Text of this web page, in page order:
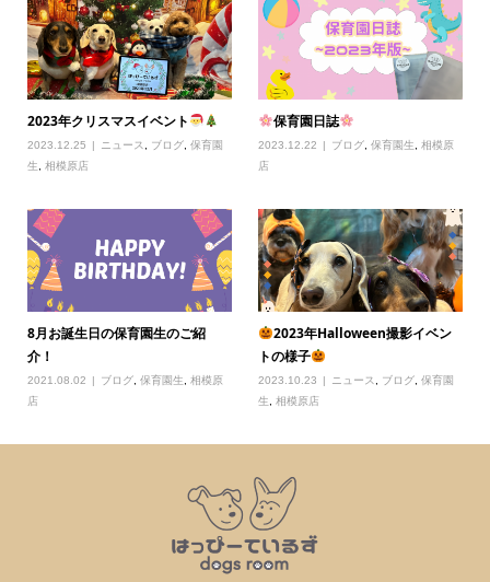
2023年クリスマスイベント
2023.12.25 ニュース, ブログ, 保育園
生, 相模原店
保育園日誌
2023.12.22 ブログ,保育園生,相模原
店
8月お誕生日の保育園生のご紹
介！
2021.08.02 ブログ, 保育園生
相模原
店
2023年Halloween撮影イベン
トの様子
2023.10.23 ニュース ブログ ,保育園
生
,相模原店